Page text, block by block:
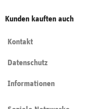
Kunden kauften auch
Kontakt
Datenschutz
Informationen